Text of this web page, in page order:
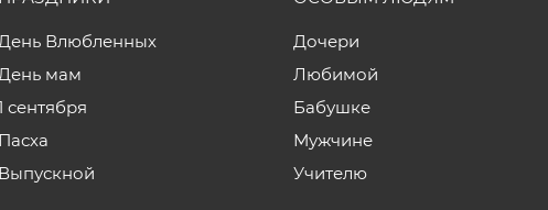
Влюбленных
мам
сентября
Пасха
Выпускной
Дочери
Любимой
Бабушке
Мужчине
Учителю